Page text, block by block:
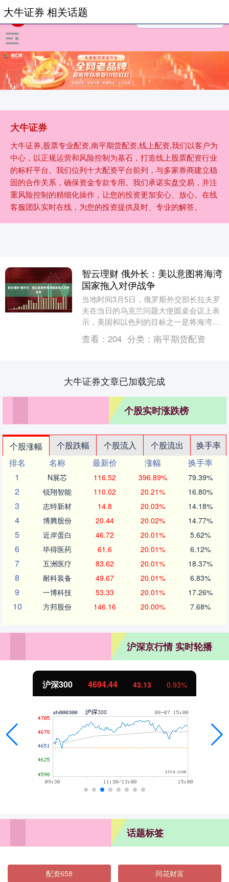
大牛证券
大牛证券,股票专业配资,南平期货配资,线上配资,我们以客户为
中心，以正规运营和风险控制为基石，打造线上股票配资行业
的标杆平台。我们位列十大配资平台前列，与多家券商建立稳
固的合作关系，确保资金专款专用。我们承诺实盘交易，并注
重风险控制的精细化操作，让您的投资更加安心、放心。在线
客服团队实时在线，为您的投资提供及时、专业的解答。
大牛证券 相关话题
智云理财 俄外长：美以意图将海湾
国家拖入对伊战争
当地时间3月5日，俄罗斯外交部长拉夫罗
夫在当日的乌克兰问题大使圆桌会议上表
示，美国和以色列的目标之一是将海湾国
家拖入对伊朗的战争。拉夫罗夫表示，俄
罗斯及其他爱好....
查看： 204 分类： 南平期货配资
大牛证券文章已加载完成
个股实时涨跌榜
个股涨幅 个股跌幅 个股流入 个股流出
换手率
排名
名称 最新价 涨幅
换手率
1
N展芯 116.52 396.89% 79.39%
2 锐翔智能 110.02 20.21% 16.80%
3 志特新材 14.8 20.03% 14.18%
4 博腾股份 20.44 20.02% 14.77%
5 近岸蛋白 46.72 20.01% 5.62%
6 毕得医药 61.6 20.01% 6.12%
7 五洲医疗 83.62 20.01% 18.37%
8 耐科装备 49.67 20.01% 6.83%
9 一博科技 53.33 20.01% 17.26%
10 方邦股份 146.16 20.00% 7.68%
沪深京行情 实时轮播
沪深300 4694.44 43.13 0.93%
话题标签
配资658 同花财富